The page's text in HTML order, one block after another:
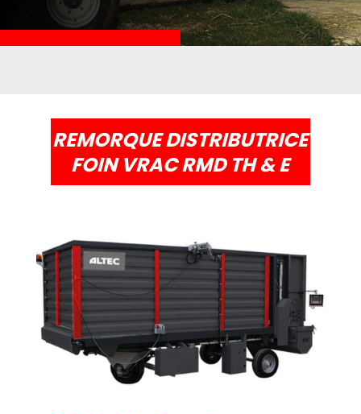
REMORQUE DISTRIBUTRICE
FOIN VRAC RMD TH & E